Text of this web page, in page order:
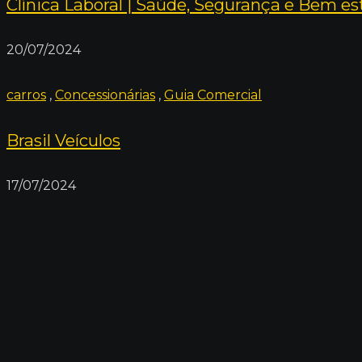
Clínica Laboral | Saúde, Segurança e Bem
20/07/2024
carros , Concessionárias , Guia Comercial
Brasil Veículos
17/07/2024